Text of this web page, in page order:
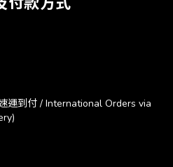
運到付 / International Orders via